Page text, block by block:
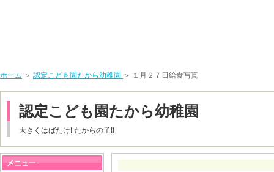
ホーム ＞ 認定こども園たから幼稚園 ＞ １月２７日給食写真
認定こども園たから幼稚園
大きくはばたけ! たからの子!!